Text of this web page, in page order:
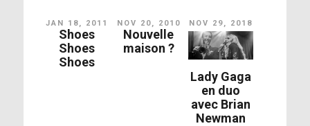
JAN 18, 2011
Shoes
Shoes
Shoes
NOV 20, 2010
Nouvelle
maison ?
NOV 29, 2018
Lady Gaga
en duo
avec Brian
Newman